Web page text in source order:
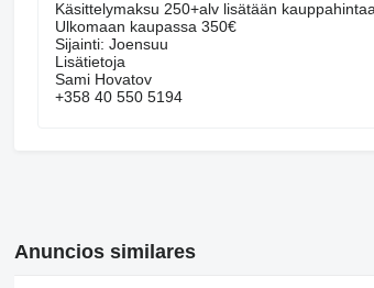
Käsittelymaksu 250+alv lisätään
Ulkomaan kaupassa 350€
Sijainti: Joensuu
Lisätietoja
Sami Hovatov
+358 40 550 5194
Anuncios similares